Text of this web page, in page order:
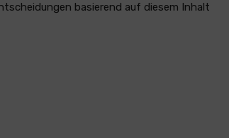
basierend auf diesem Inhalt